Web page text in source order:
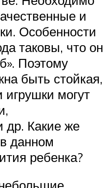
и
Особенности
таковы, что он
Поэтому
быть стойкая,
игрушки могут
др. Какие же
данном
ребенка?